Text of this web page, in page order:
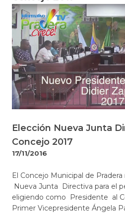
Elección Nueva Junta
Concejo 2017
17/11/2016
​​​​​​El Concejo Municipal de
Nueva Junta Directiva para el
eligiendo como Presidente al
Primer Vicepresidente Ángela